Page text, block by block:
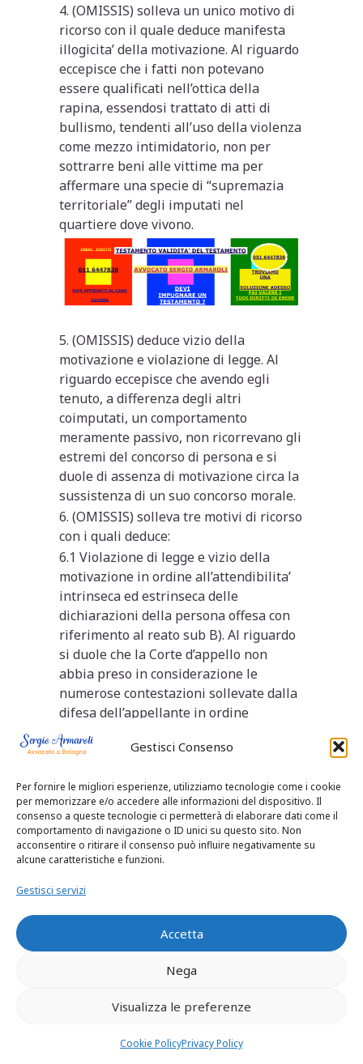
Gestisci Consenso
Per fornire le migliori esperienze, utilizziamo tecnologie come i cookie
per memorizzare e/o accedere alle informazioni del dispositivo. Il
consenso a queste tecnologie ci permetterà di elaborare dati come il
comportamento di navigazione o ID unici su questo sito. Non
acconsentire o ritirare il consenso può influire negativamente su
alcune caratteristiche e funzioni.
Gestisci servizi
Accetta
Nega
Visualizza le preferenze
Cookie PolicyPrivacy Policy
4. (OMISSIS) solleva un unico motivo di
ricorso con il quale deduce manifesta
illogicita’ della motivazione. Al riguardo
eccepisce che i fatti non potevano
essere qualificati nell’ottica della
rapina, essendosi trattato di atti di
bullismo, tendenti all’uso della violenza
come mezzo intimidatorio, non per
sottrarre beni alle vittime ma per
affermare una specie di “supremazia
territoriale” degli imputati nel
quartiere dove vivono.
5. (OMISSIS) deduce vizio della
motivazione e violazione di legge. Al
riguardo eccepisce che avendo egli
tenuto, a differenza degli altri
coimputati, un comportamento
meramente passivo, non ricorrevano gli
estremi del concorso di persona e si
duole di assenza di motivazione circa la
sussistenza di un suo concorso morale.
6. (OMISSIS) solleva tre motivi di ricorso
con i quali deduce:
6.1 Violazione di legge e vizio della
motivazione in ordine all’attendibilita’
intrinseca ed estrinseca delle
dichiarazioni della persona offesa con
riferimento al reato sub B). Al riguardo
si duole che la Corte d’appello non
abbia preso in considerazione le
numerose contestazioni sollevate dalla
difesa dell’appellante in ordine
all’inattendibilita’ delle dichiarazioni
della persona offesa (OMISSIS);
motivazione in ordine all’individuazione
fotografica del prevenuto effettuata
dalle persone offese, in relazione ai
capi B), C) e D) dell’imputazione. Al
territoriale non abbia fornito alcuna
la non affidabilita’ delle individuazioni
fotografiche;
6.3 Violazione di legge e vizio della
intrinseca ed estrinseca delle
riferimento ai reati sub C) e D). In